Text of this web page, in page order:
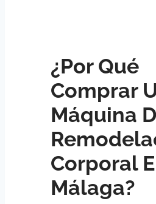
¿Por Qué
Comprar
Máquina
Corporal
Málaga?